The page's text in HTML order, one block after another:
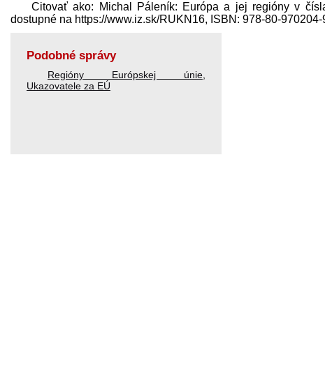
Citovať ako: Michal Páleník: Európa a jej regióny v
dostupné na https://www.iz.sk/​RUKN16, ISBN: 978-80-
Podobné správy
Regióny Európskej únie,
Ukazovatele za EÚ